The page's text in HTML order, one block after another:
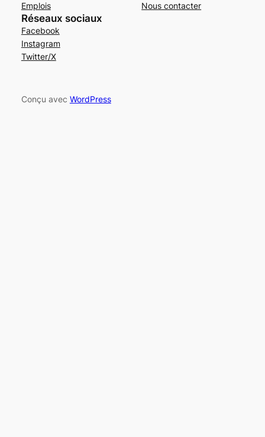
Emplois
Nous contacter
Réseaux sociaux
Facebook
Instagram
Twitter/X
Conçu avec WordPress